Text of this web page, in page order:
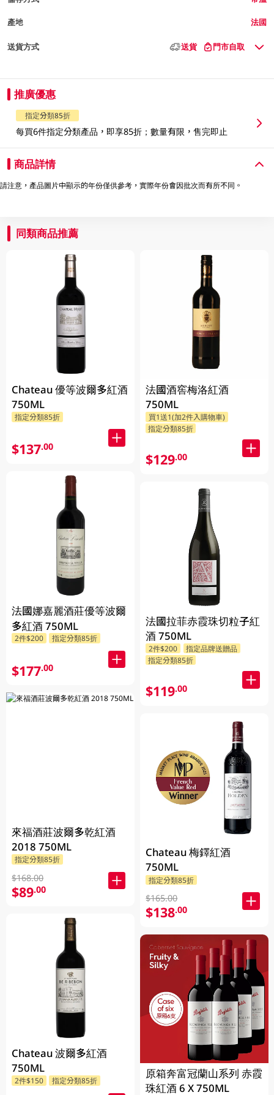
產地 法國
送貨方式 送貨 門市自取
推廣優惠
指定分類85折
每買6件指定分類產品，即享85折；數量有限，售完即止
商品詳情
請注意，產品圖片中顯示的年份僅供參考，實際年份會因批次而有所不同。
同類商品推薦
Chateau 優等波爾多紅酒
750ML
指定分類85折
$137.00
法國娜嘉麗酒莊優等波爾
多紅酒 750ML
2件$200 指定分類85折
$177.00
來福酒莊波爾多乾紅酒
2018 750ML
指定分類85折
$168.00
$89.00
Chateau 波爾多紅酒
750ML
2件$150 指定分類85折
法國酒窖梅洛紅酒
750ML
買1送1(加2件入購物車)
指定分類85折
$129.00
法國拉菲赤霞珠切粒子紅
酒 750ML
2件$200
指定品牌送贈品
指定分類85折
$119.00
Chateau 梅鐸紅酒
750ML
指定分類85折
$165.00
$138.00
原箱奔富冠蘭山系列 赤霞
珠紅酒 6 X 750ML